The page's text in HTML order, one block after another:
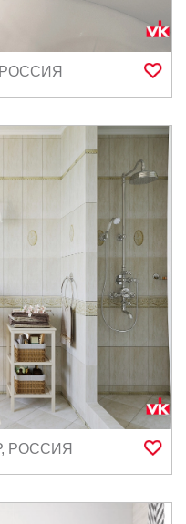
РОССИЯ
, РОССИЯ